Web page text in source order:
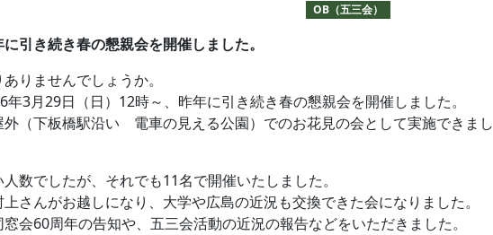
OB（五三会）
引き続き春の懇親会を開催しました。
りませんでしょうか。
3月29日（日）12時～、昨年に引き続き春の懇親会を開催しました。
（下板橋駅沿い 電車の見える公園）でのお花見の会として実施できまし
数でしたが、それでも11名で開催いたしました。
さんがお越しになり、大学や広島の近況も交換できた会になりました。
会60周年の告知や、五三会活動の近況の報告などをいただきました。